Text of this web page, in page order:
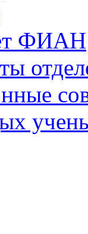
ФИАН